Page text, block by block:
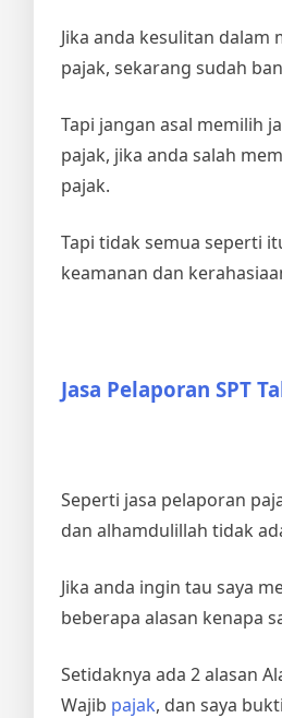
Jika anda kesulitan
pajak, sekarang sudah
Tapi jangan asal memilih
pajak, jika anda salah
pajak.
Tapi tidak semua seperti
keamanan dan
Jasa Pelaporan SPT
Seperti jasa pelaporan
dan alhamdulillah tidak
Jika anda ingin tau saya
beberapa alasan kenapa
Setidaknya ada 2 alasan
Wajib pajak, dan saya